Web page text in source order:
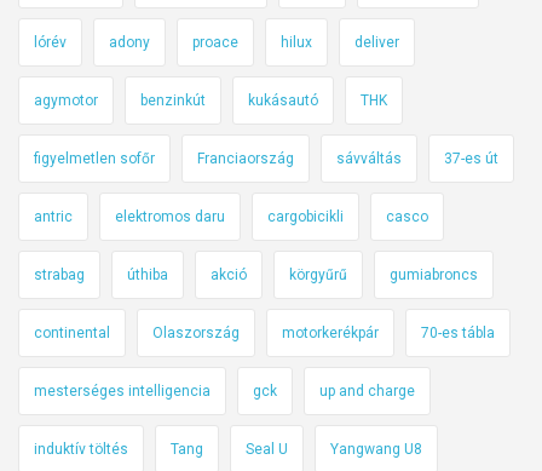
lórév adony proace hilux deliver
agymotor benzinkút kukásautó THK
figyelmetlen sofőr Franciaország sávváltás 37-es út
antric elektromos daru cargobicikli casco
strabag úthiba akció körgyűrű gumiabroncs
continental Olaszország motorkerékpár 70-es tábla
mesterséges intelligencia gck up and charge
induktív töltés Tang Seal U Yangwang U8